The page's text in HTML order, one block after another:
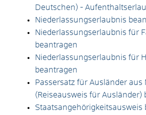
Deutschen) -
Niederlassungserlaubnis
Niederlassungserlaubnis für
beantragen
Niederlassungserlaubnis für
beantragen
Passersatz für Ausländer aus
(Reiseausweis für Ausländer)
Staatsangehörigkeitsausweis